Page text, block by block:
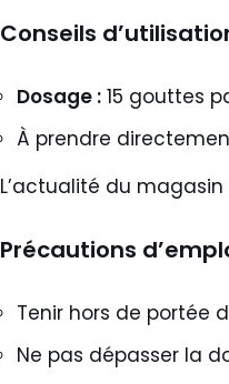
Conseils
Dosage : 15 gouttes
À prendre
L’actualité du
Précautions
Tenir hors de portée
Ne pas dépasser la